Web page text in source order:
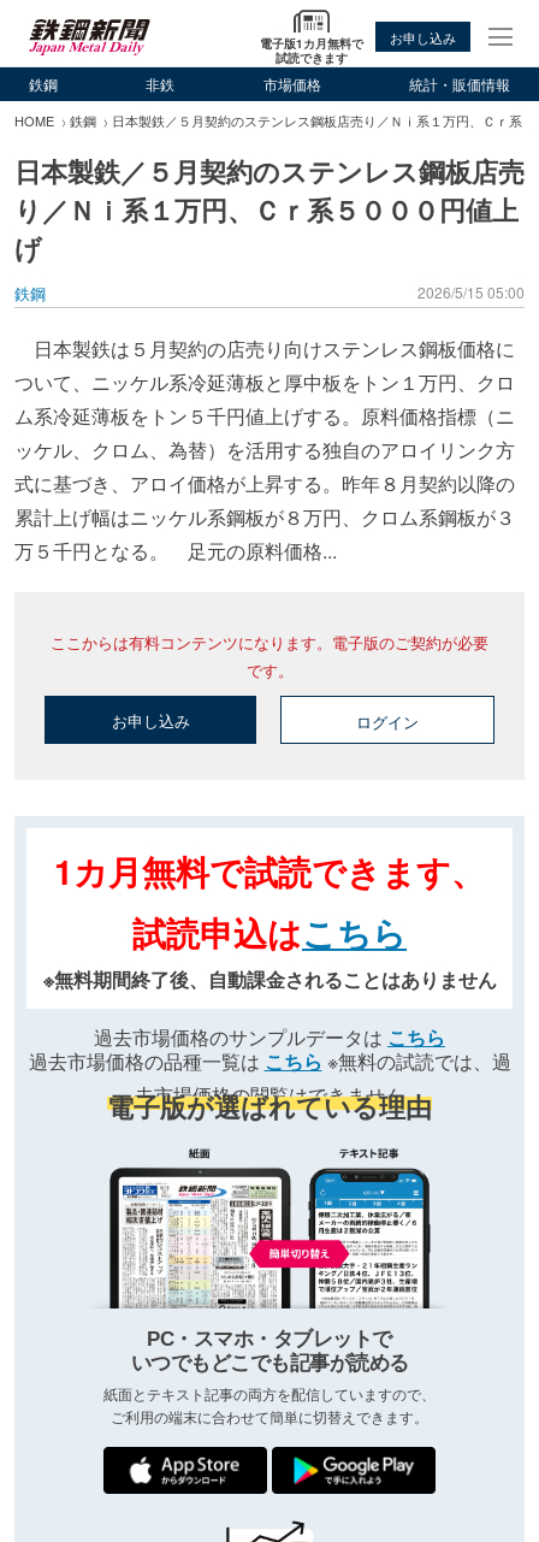
電子版1カ月無料で
試読できます
お申し込み
鉄鋼 非鉄 市場価格 統計・販価情報
HOME 鉄鋼 日本製鉄／５月契約のステンレス鋼板店売り／Ｎｉ系１万円、Ｃｒ系
日本製鉄／５月契約のステンレス鋼板店売
り／Ｎｉ系１万円、Ｃｒ系５０００円値上
げ
鉄鋼 2026/5/15 05:00
日本製鉄は５月契約の店売り向けステンレス鋼板価格に
ついて、ニッケル系冷延薄板と厚中板をトン１万円、クロ
ム系冷延薄板をトン５千円値上げする。原料価格指標（ニ
ッケル、クロム、為替）を活用する独自のアロイリンク方
式に基づき、アロイ価格が上昇する。昨年８月契約以降の
累計上げ幅はニッケル系鋼板が８万円、クロム系鋼板が３
万５千円となる。 足元の原料価格...
ここからは有料コンテンツになります。電子版のご契約が必要
です。
お申し込み ログイン
1カ月無料で試読できます、
試読申込はこちら
※無料期間終了後、自動課金されることはありません
過去市場価格のサンプルデータは こちら
過去市場価格の品種一覧は こちら ※無料の試読では、過
去市場価格の閲覧はできません
電子版が選ばれている理由
PC・スマホ・タブレットで
いつでもどこでも記事が読める
紙面とテキスト記事の両方を配信していますので、
ご利用の端末に合わせて簡単に切替えできます。